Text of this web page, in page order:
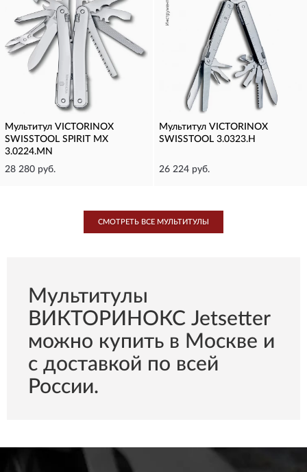
Мультитул VICTORINOX
SWISSTOOL SPIRIT MX
3.0224.MN
28 280 руб.
Мультитул VICTORINOX
SWISSTOOL 3.0323.H
26 224 руб.
СМОТРЕТЬ ВСЕ МУЛЬТИТУЛЫ
Мультитулы
ВИКТОРИНОКС Jetsetter
можно купить в Москве и
с доставкой по всей
России.